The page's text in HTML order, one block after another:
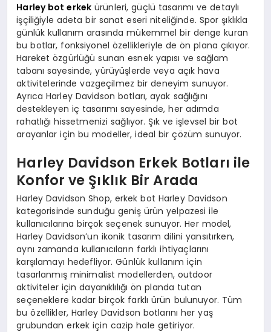
Harley bot erkek ürünleri, güçlü tasarımı ve detaylı
işçiliğiyle adeta bir sanat eseri niteliğinde. Spor şıklıkla
günlük kullanım arasında mükemmel bir denge kuran
bu botlar, fonksiyonel özellikleriyle de ön plana çıkıyor.
Hareket özgürlüğü sunan esnek yapısı ve sağlam
tabanı sayesinde, yürüyüşlerde veya açık hava
aktivitelerinde vazgeçilmez bir deneyim sunuyor.
Ayrıca Harley Davidson botları, ayak sağlığını
destekleyen iç tasarımı sayesinde, her adımda
rahatlığı hissetmenizi sağlıyor. Şık ve işlevsel bir bot
arayanlar için bu modeller, ideal bir çözüm sunuyor.
Harley Davidson Erkek Botları ile
Konfor ve Şıklık Bir Arada
Harley Davidson Shop, erkek bot Harley Davidson
kategorisinde sunduğu geniş ürün yelpazesi ile
kullanıcılarına birçok seçenek sunuyor. Her model,
Harley Davidson’un ikonik tasarım dilini yansıtırken,
aynı zamanda kullanıcıların farklı ihtiyaçlarını
karşılamayı hedefliyor. Günlük kullanım için
tasarlanmış minimalist modellerden, outdoor
aktiviteler için dayanıklılığı ön planda tutan
seçeneklere kadar birçok farklı ürün bulunuyor. Tüm
bu özellikler, Harley Davidson botlarını her yaş
grubundan erkek için cazip hale getiriyor.